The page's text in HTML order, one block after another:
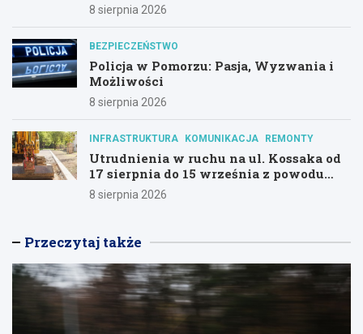
8 sierpnia 2026
BEZPIECZEŃSTWO
Policja w Pomorzu: Pasja, Wyzwania i
Możliwości
8 sierpnia 2026
INFRASTRUKTURA KOMUNIKACJA REMONTY
Utrudnienia w ruchu na ul. Kossaka od
17 sierpnia do 15 września z powodu
modernizacji
8 sierpnia 2026
Przeczytaj także